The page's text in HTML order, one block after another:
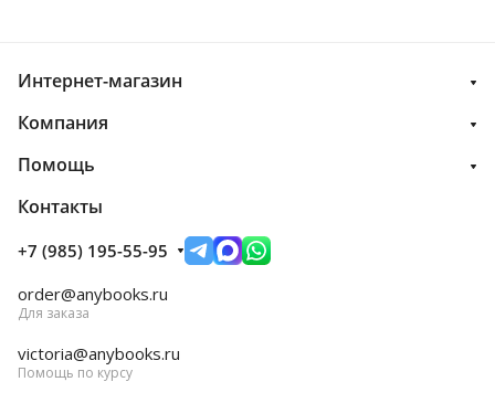
Интернет-магазин
Компания
Помощь
Контакты
+7 (985) 195-55-95
order@anybooks.ru
Для заказа
victoria@anybooks.ru
Помощь по курсу